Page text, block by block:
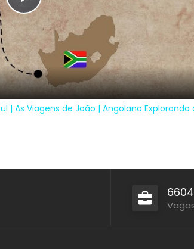
Play
Video
| As Viagens de João | Angolano Explorando